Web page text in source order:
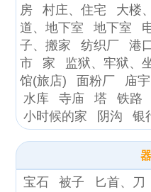
房
村庄、住宅 大楼
道、地下室
地下室
子、搬家
纺织厂 港
市
家 监狱、牢狱、
馆(旅店)
面粉厂 庙宇
水库
寺庙 塔 铁路
小时候的家
阴沟 银
宝石 被子 匕首、刀